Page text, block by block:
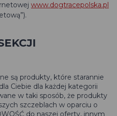
www.dogtracepolska.pl
są produkty, które starannie
Ciebie dla każdej kategorii
w taki sposób, że produkty
szczeblach w oparciu o
do naszej oferty, innym